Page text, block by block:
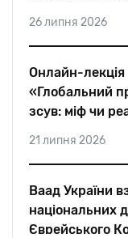
26 липня 2026
Онлайн-
«Глобальний
зсув: міф чи
21 липня 2026
Ваад України
національних
Єврейського